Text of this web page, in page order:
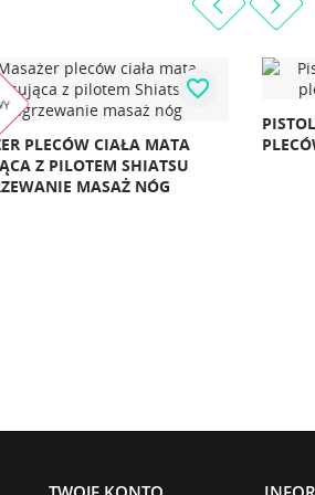
DO MASAŻU MASAŻER DO
CIAŁA LED 4W1 CZARNY
favorite_border